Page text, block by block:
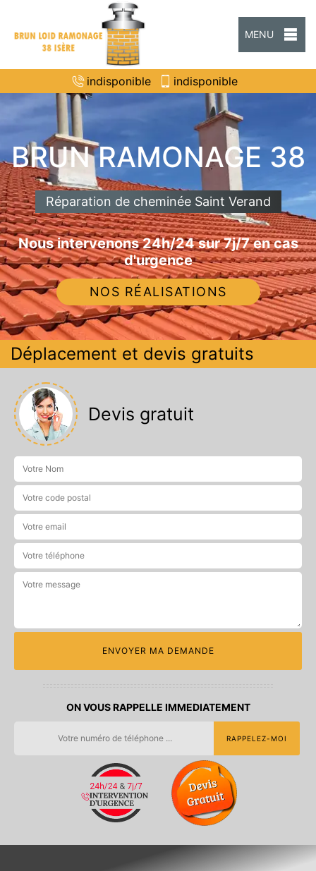
MENU
indisponible indisponible
BRUN RAMONAGE 38
Réparation de cheminée Saint Verand
Nous intervenons 24h/24 sur 7j/7 en cas
d'urgence
NOS RÉALISATIONS
Déplacement et devis gratuits
Devis gratuit
ON VOUS RAPPELLE IMMEDIATEMENT